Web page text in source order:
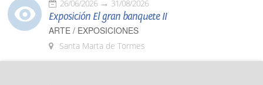
26/06/2026 31/08/2026
Exposición El gran banquete II
ARTE / EXPOSICIONES
Santa Marta de Tormes